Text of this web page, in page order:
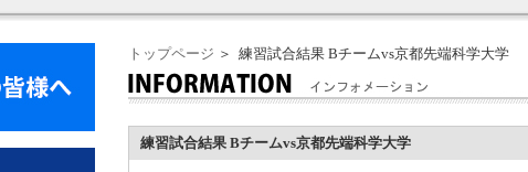
トップページ ＞ 練習試合結果 Bチームvs京都先端科学大学
練習試合結果 Bチームvs京都先端科学大学